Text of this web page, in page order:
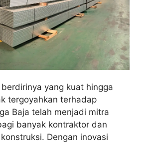
yang kuat hingga
tergoyahkan terhadap
Baja telah menjadi mitra
banyak kontraktor dan
Dengan inovasi